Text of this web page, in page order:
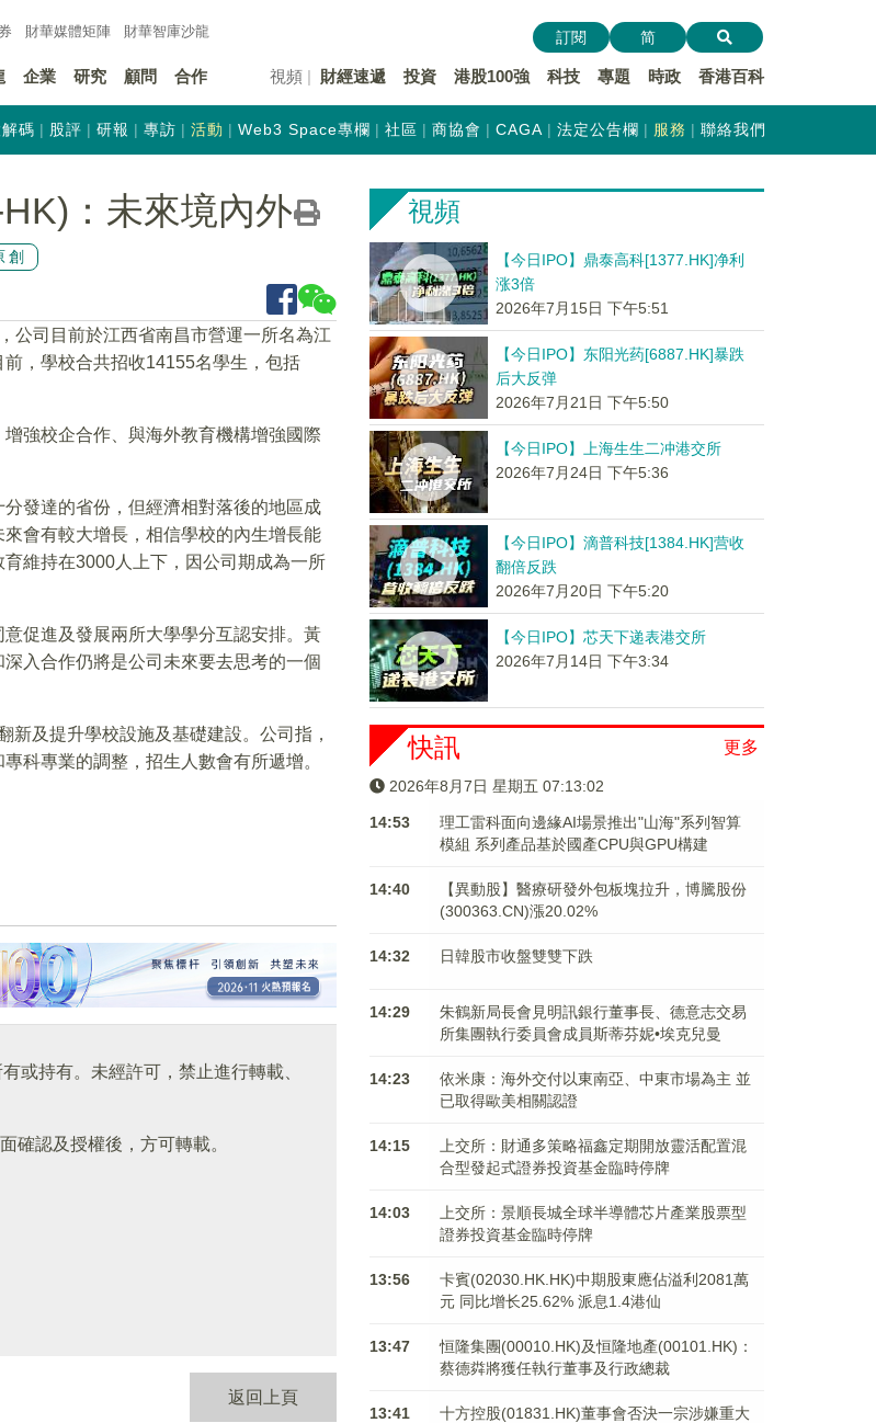
財華媒體矩陣 財華智庫沙龍
企業 研究 顧問 合作 視頻 財經速遞 投資 港股100強 科技 專題 時政 香港百科
訂閱 简
碼 股評 研報 專訪 活動 Web3 Space專欄 社區 商協會 CAGA 法定公告欄 服務 聯絡我們
：未來境內外
創
公司目前於江西省南昌市營運一所名為江
，學校合共招收14155名學生，包括
強校企合作、與海外教育機構增強國際
發達的省份，但經濟相對落後的地區成
會有較大增長，相信學校的內生增長能
維持在3000人上下，因公司期成為一所
促進及發展兩所大學學分互認安排。黃
入合作仍將是公司未來要去思考的一個
及提升學校設施及基礎建設。公司指，
科專業的調整，招生人數會有所遞增。
或持有。未經許可，禁止進行轉載、
確認及授權後，方可轉載。
返回上頁
視頻
【今日IPO】鼎泰高科[1377.HK]净利
涨3倍
2026年7月15日 下午5:51
【今日IPO】东阳光药[6887.HK]暴跌
后大反弹
2026年7月21日 下午5:50
【今日IPO】上海生生二冲港交所
2026年7月24日 下午5:36
【今日IPO】滴普科技[1384.HK]营收
翻倍反跌
2026年7月20日 下午5:20
【今日IPO】芯天下递表港交所
2026年7月14日 下午3:34
更多
快訊
2026年8月7日 星期五 07:13:02
14:53
理工雷科面向邊緣AI場景推出"山海"系列智算
模組 系列產品基於國產CPU與GPU構建
14:40
【異動股】醫療研發外包板塊拉升，博騰股份
(300363.CN)漲20.02%
14:32 日韓股市收盤雙雙下跌
14:29
朱鶴新局長會見明訊銀行董事長、德意志交易
所集團執行委員會成員斯蒂芬妮•埃克兒曼
14:23
依米康：海外交付以東南亞、中東市場為主 並
已取得歐美相關認證
14:15
上交所：財通多策略福鑫定期開放靈活配置混
合型發起式證券投資基金臨時停牌
14:03
上交所：景順長城全球半導體芯片產業股票型
證券投資基金臨時停牌
13:56
卡賓(02030.HK.HK)中期股東應佔溢利2081萬
元 同比增长25.62% 派息1.4港仙
13:47
恒隆集團(00010.HK)及恒隆地產(00101.HK)：
蔡德粦將獲任執行董事及行政總裁
13:41
十方控股(01831.HK)董事會否決一宗涉嫌重大